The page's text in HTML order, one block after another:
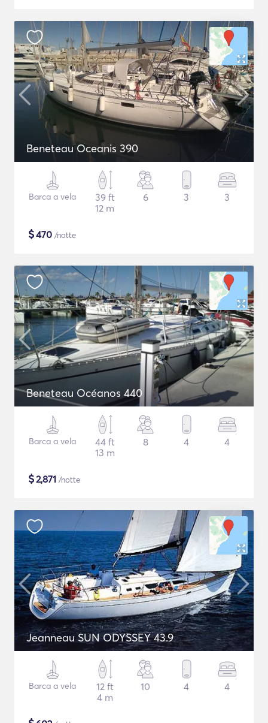
Beneteau Oceanis 390
Barca a vela
39 ft
12 m
6 3 3
$470 /notte
Beneteau Océanos 440
Barca a vela
44 ft
13 m
8 4 4
$2,871 /notte
Jeanneau SUN ODYSSEY 43.9
Barca a vela
12 ft
4 m
10 4 4